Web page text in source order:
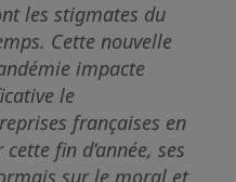
les stigmates du
Cette nouvelle
impacte
le
françaises en
fin d’année, ses
sur le moral et